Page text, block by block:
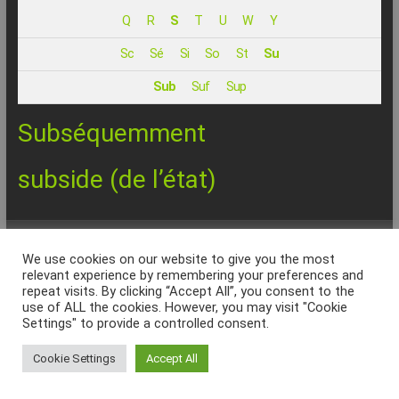
Internet
!
Q R S T U W Y
Sc Sé Si So St Su
Sub Suf Sup
Subséquemment
subside (de l’état)
Marseille
Accueil Charte Qualité Politique de confidentialité
Services & Tarifs
Formations
Seniors Site internet Dépannage à domicile
Dépannage
ordinateur 13
Musique Assistée par Ordinateur
liens
Académie Française Orthographe
Contact
Espace clients
We use cookies on our website to give you the most
relevant experience by remembering your preferences and
repeat visits. By clicking “Accept All”, you consent to the
use of ALL the cookies. However, you may visit "Cookie
Settings" to provide a controlled consent.
Cookie Settings Accept All